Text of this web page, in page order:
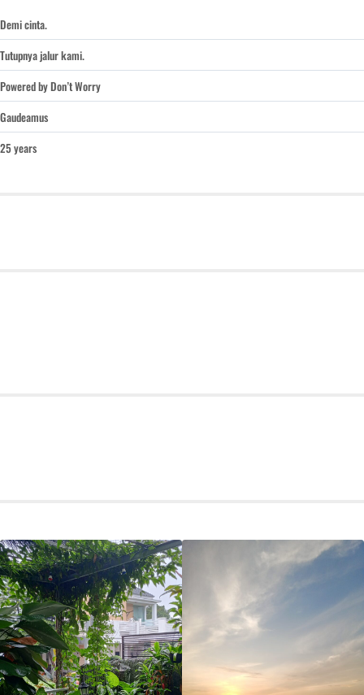
Demi cinta.
Tutupnya jalur kami.
Powered by Don’t Worry
Gaudeamus
25 years